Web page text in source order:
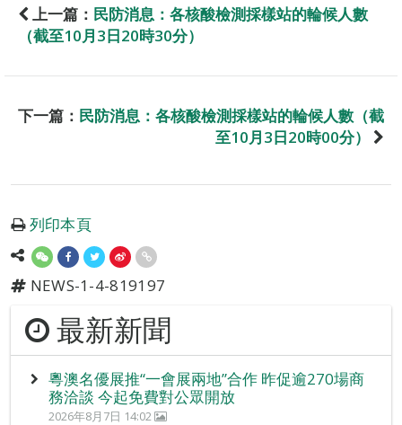
上一篇： 民防消息：各核酸檢測採樣站的輪候人數
（截至10月3日20時30分）
下一篇： 民防消息：各核酸檢測採樣站的輪候人數（截
至10月3日20時00分）
列印本頁
NEWS-1-4-819197
最新新聞
粵澳名優展推“一會展兩地”合作 昨促逾270場商
務洽談 今起免費對公眾開放
2026年8月7日 14:02